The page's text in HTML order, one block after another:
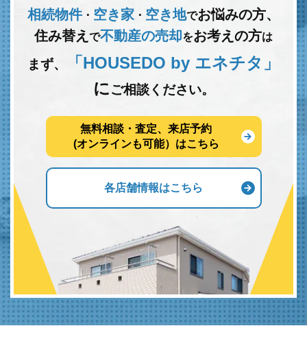
相続物件･ 空き家 ･ 空き地でお悩みの方、
住み替え で不動産の売却をお考えの方は
まず、
「HOUSEDO by エネチタ」
にご相談ください。
無料相談・査定、来店予約
(オンラインも可能）はこちら
各店舗情報はこちら